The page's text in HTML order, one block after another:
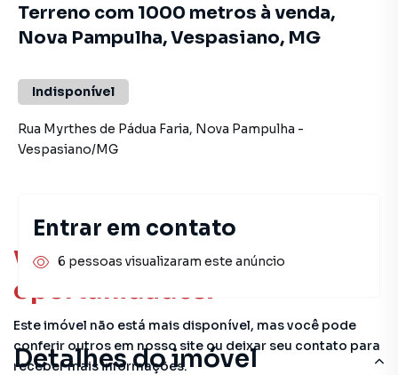
Você pode encontrar novas
oportunidades!
Este imóvel não está mais disponível, mas você pode
conferir outros em nosso site ou deixar seu contato para
receber mais informações.
Detalhes do imóvel
Terreno com 1000 metros à venda,
Nova Pampulha, Vespasiano, MG
Indisponível
Rua Myrthes de Pádua Faria, Nova Pampulha -
Vespasiano/MG
Entrar em contato
6 pessoas visualizaram este anúncio